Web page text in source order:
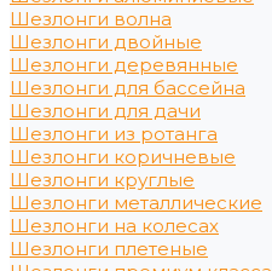
Шезлонги волна
Шезлонги двойные
Шезлонги деревянные
Шезлонги для бассейна
Шезлонги для дачи
Шезлонги из ротанга
Шезлонги коричневые
Шезлонги круглые
Шезлонги металлические
Шезлонги на колесах
Шезлонги плетеные